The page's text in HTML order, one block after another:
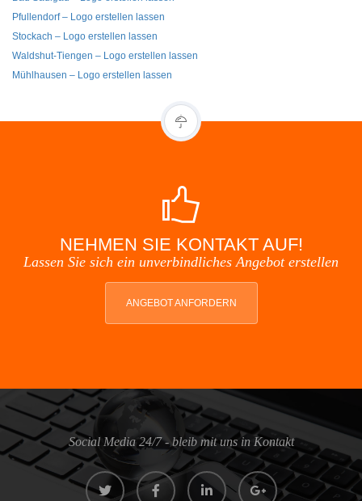
Pfullendorf – Logo erstellen lassen
Stockach – Logo erstellen lassen
Waldshut-Tiengen – Logo erstellen lassen
Mühlhausen – Logo erstellen lassen
NEHMEN SIE KONTAKT AUF!
Lassen Sie sich ein unverbindliches Angebot erstellen
ANGEBOT ANFORDERN
Social Media 24/7 - bleib mit uns in Kontakt